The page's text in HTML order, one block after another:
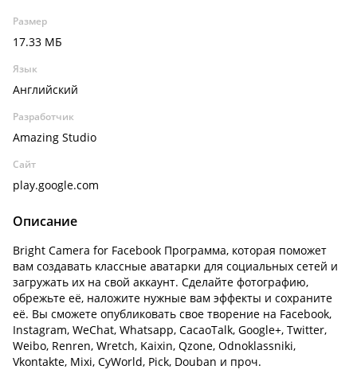
Размер
17.33 МБ
Язык
Английский
Разработчик
Amazing Studio
Сайт
play.google.com
Описание
Bright Camera for Facebook Программа, которая поможет
вам создавать классные аватарки для социальных сетей и
загружать их на свой аккаунт. Сделайте фотографию,
обрежьте её, наложите нужные вам эффекты и сохраните
её. Вы сможете опубликовать свое творение на Facebook,
Instagram, WeChat, Whatsapp, CacaoTalk, Google+, Twitter,
Weibo, Renren, Wretch, Kaixin, Qzone, Odnoklassniki,
Vkontakte, Mixi, CyWorld, Pick, Douban и проч.